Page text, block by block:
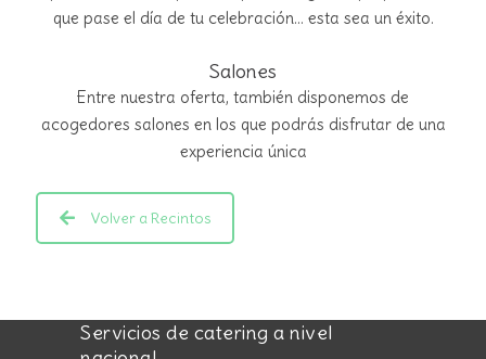
que pase el día de tu celebración… esta sea un éxito.
Salones
Entre nuestra oferta, también disponemos de
acogedores salones en los que podrás disfrutar de una
experiencia única
Volver a Recintos
Servicios de catering a nivel